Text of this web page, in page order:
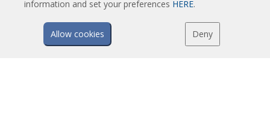
Toplotne Pumpe i Vazdušne Zvese Koje Štede Energiju
Vazdušne zavese sa sistemom Dezinfekcije i prečišćavanje
Ekonomične Vazdušne Zavese Niskih Cena
information and set your preferences HERE.
Allow cookies Deny